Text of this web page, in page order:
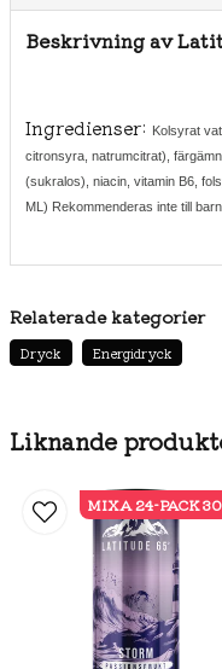
Liknande
MIXA 24-PACK
Beskrivning av
Ingredienser: Kolsyrat
citronsyra, natrumcitrat),
(sukralos), niacin, vitamin B6,
ML) Rekommenderas inte till
Relaterade kategorier
Dryck Energidryck